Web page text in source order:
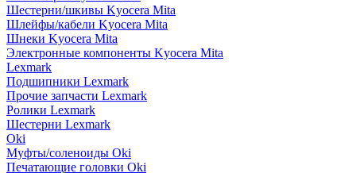
Шестерни/шкивы Kyocera Mita
Шлейфы/кабели Kyocera Mita
Шнеки Kyocera Mita
Электронные компоненты Kyocera Mita
Lexmark
Подшипники Lexmark
Прочие запчасти Lexmark
Ролики Lexmark
Шестерни Lexmark
Oki
Муфты/соленоиды Oki
Печатающие головки Oki